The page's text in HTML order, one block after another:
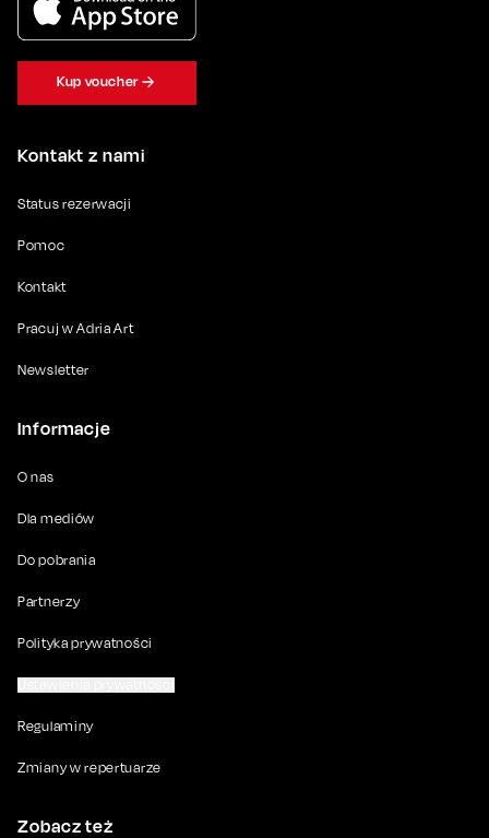
Kontakt z nami
Status rezerwacji
Pomoc
Kontakt
Pracuj w Adria Art
Newsletter
Informacje
O nas
Dla mediów
Do pobrania
Partnerzy
Polityka prywatności
Regulaminy
Zmiany w repertuarze
Zobacz też
Kup voucher